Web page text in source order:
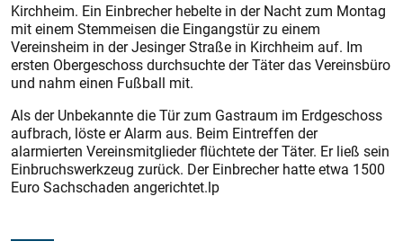
Kirchheim. Ein Einbrecher hebelte in der Nacht zum Montag
mit einem Stemmeisen die Eingangstür zu einem
Vereinsheim in der Jesinger Straße in Kirchheim auf. Im
ersten Obergeschoss durchsuchte der Täter das Vereinsbüro
und nahm einen Fußball mit.
Als der Unbekannte die Tür zum Gastraum im Erdgeschoss
aufbrach, löste er Alarm aus. Beim Eintreffen der
alarmierten Vereinsmitglieder flüchtete der Täter. Er ließ sein
Einbruchswerkzeug zurück. Der Einbrecher hatte etwa 1500
Euro Sachschaden angerichtet.lp